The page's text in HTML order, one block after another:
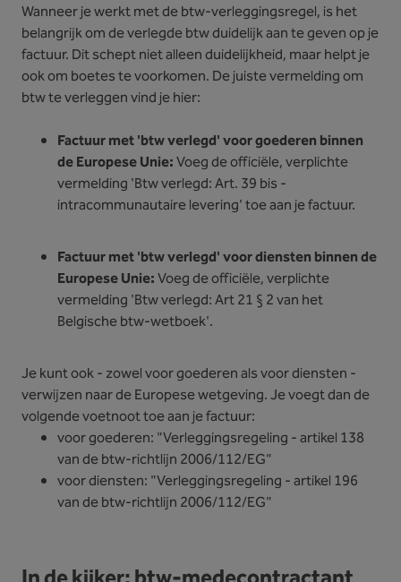
Wanneer je werkt met de btw-verleggingsregel, is het
belangrijk om de verlegde btw duidelijk aan te geven op je
factuur. Dit schept niet alleen duidelijkheid, maar helpt je
ook om boetes te voorkomen. De juiste vermelding om
btw te verleggen vind je hier:
Factuur met 'btw verlegd' voor goederen binnen
de Europese Unie:Voeg de officiële, verplichte
vermelding 'Btw verlegd: Art. 39 bis -
intracommunautaire levering' toe aan je factuur.
Factuur met 'btw verlegd' voor diensten binnen de
Europese Unie:Voeg de officiële, verplichte
vermelding 'Btw verlegd: Art 21 § 2 van het
Belgische btw-wetboek'.
Je kunt ook - zowel voor goederen als voor diensten -
verwijzen naar de Europese wetgeving. Je voegt dan de
volgende voetnoot toe aan je factuur:
voor goederen: "Verleggingsregeling - artikel 138
van de btw-richtlijn 2006/112/EG"
voor diensten: "Verleggingsregeling - artikel 196
van de btw-richtlijn 2006/112/EG"